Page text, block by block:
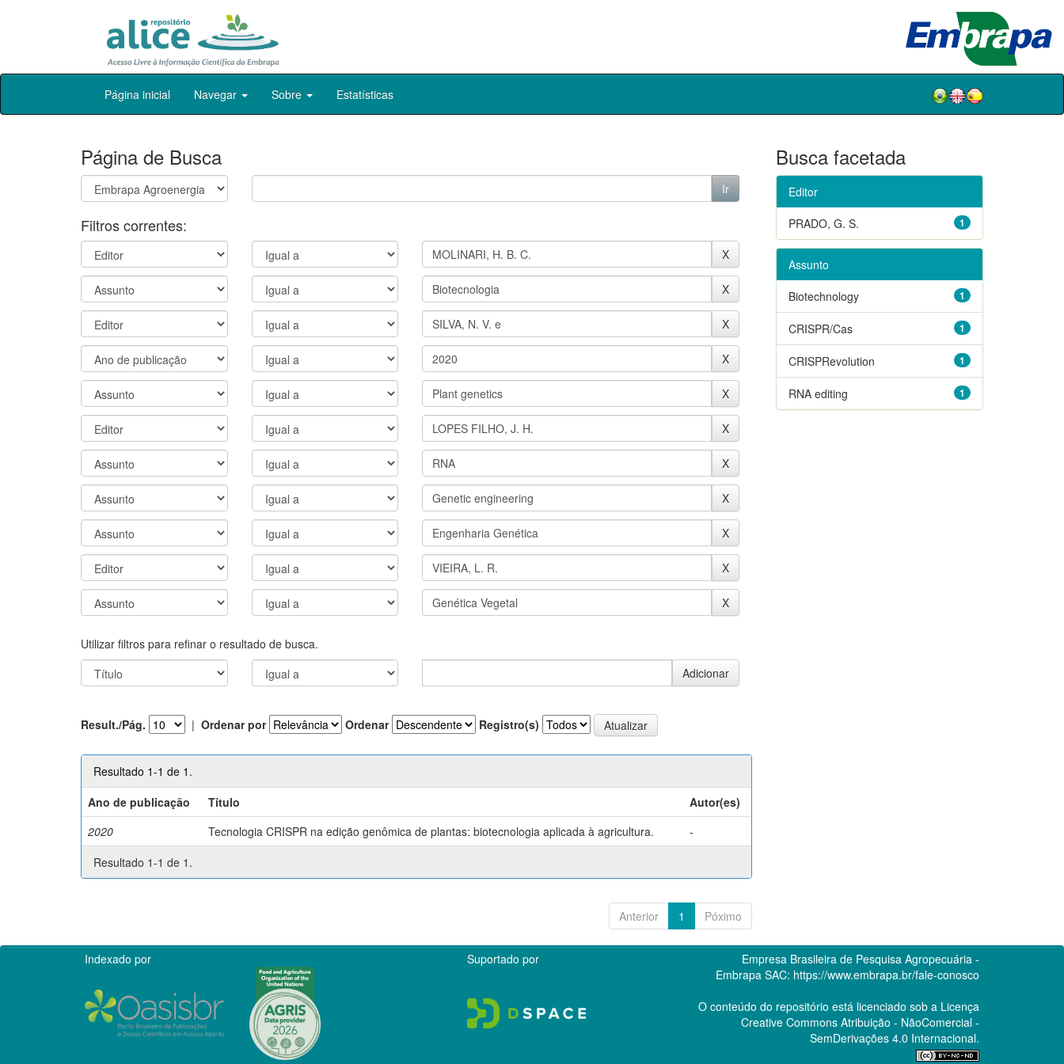
Skip
Página inicial Navegar Sobre Estatísticas
Página de Busca
Filtros correntes:
Utilizar filtros para refinar o resultado de busca.
Result./Pág. | Ordenar por Ordenar Registro(s)
Resultado 1-1 de 1.
Ano de publicação
Título
Autor(es)
2020
Tecnologia CRISPR na edição genômica de plantas: biotecnologia aplicada à agricultura.
-
Resultado 1-1 de 1.
Anterior 1 Póximo
Busca facetada
Editor
1
PRADO, G. S.
Assunto
1
Biotechnology
1
CRISPR/Cas
1
CRISPRevolution
1
RNA editing
Indexado por Suportado por
Empresa Brasileira de Pesquisa Agropecuária -
Embrapa SAC: https://www.embrapa.br/fale-conosco
O conteúdo do repositório está licenciado sob a Licença
Creative CommonsAtribuição - NãoComercial -
SemDerivações 4.0 Internacional.